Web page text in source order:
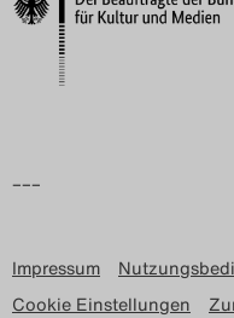
–––
Impressum
Cookie Einstellungen